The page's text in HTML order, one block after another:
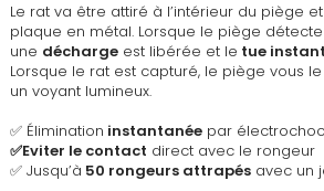
Le rat va être attiré à l’intérieur du piège
plaque en métal. Lorsque le piège
une décharge est libérée et le tue
Lorsque le rat est capturé, le piège vous
un voyant lumineux.
✅ Élimination instantanée par électrochoc
✅Eviter le contact direct avec le rongeur
✅ Jusqu’à 50 rongeurs attrapés avec un